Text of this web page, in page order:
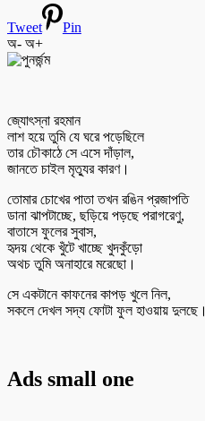
Tweet
Pin
অ- অ+
জ্যোৎস্না রহমান
লাশ হয়ে তুমি যে ঘরে পড়েছিলে
তার চৌকাঠে সে এসে দাঁড়াল,
জানতে চাইল মৃত্যুর কারণ।
তোমার চোখের পাতা তখন রঙিন প্রজাপতি
ডানা ঝাপটাচ্ছে, ছড়িয়ে পড়ছে পরাগরেণু,
বাতাসে ফুলের সুবাস,
হৃদয় থেকে খুঁটে খাচ্ছে খুদকুঁড়ো
অথচ তুমি অনাহারে মরেছো।
সে একটানে কাফনের কাপড় খুলে নিল,
সকলে দেখল সদ্য ফোটা ফুল হাওয়ায় দুলছে।
Ads small one